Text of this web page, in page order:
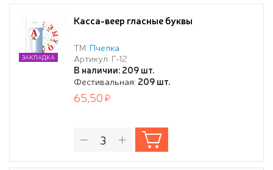
Касса-веер гласные буквы
ТМ: Пчелка
Артикул: Г-12
В наличии: 209 шт.
Фестивальная: 209 шт.
ЗАКЛАДКА
65,50